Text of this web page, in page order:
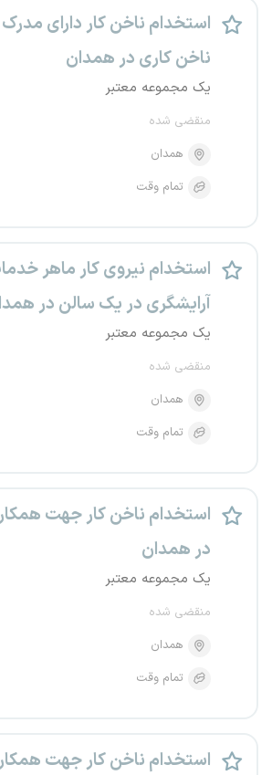
استخدام ناخن کار دارای مدرک
ناخن کاری در همدان
یک مجموعه معتبر
منقضی شده
همدان
تمام وقت
استخدام نیروی کار ماهر
آرایشگری در یک سالن در
یک مجموعه معتبر
منقضی شده
همدان
تمام وقت
استخدام ناخن کار جهت
در همدان
یک مجموعه معتبر
منقضی شده
همدان
تمام وقت
استخدام ناخن کار جهت